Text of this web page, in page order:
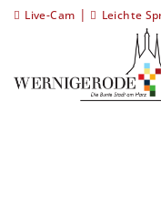
Live-Cam | Leichte